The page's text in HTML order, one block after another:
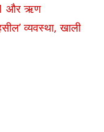
1 और ऋण
व्यवस्था, खाली